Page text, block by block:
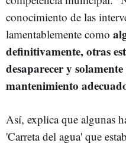
conocimiento de las
lamentablemente como
definitivamente, otras
desaparecer y
mantenimiento
Así, explica que algunas
'Carreta del agua' que